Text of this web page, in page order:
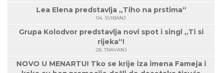
Lea Elena predstavlja „Tiho na prstima“
04. SVIBANJ
Grupa Kolodvor predstavlja novi spot i singl „Ti si
rijeka“!
28. TRAVANJ
NOVO U MENARTU! Tko se krije iza imena Fameja i